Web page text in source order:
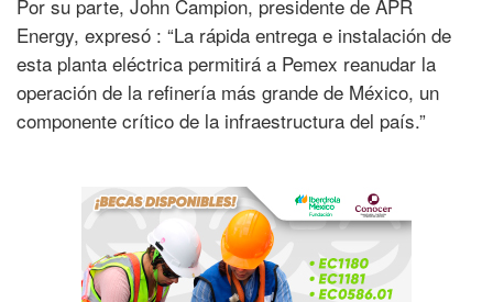
Por su parte, John Campion, presidente de APR
Energy, expresó : “La rápida entrega e instalación de
esta planta eléctrica permitirá a Pemex reanudar la
operación de la refinería más grande de México, un
componente crítico de la infraestructura del país.”